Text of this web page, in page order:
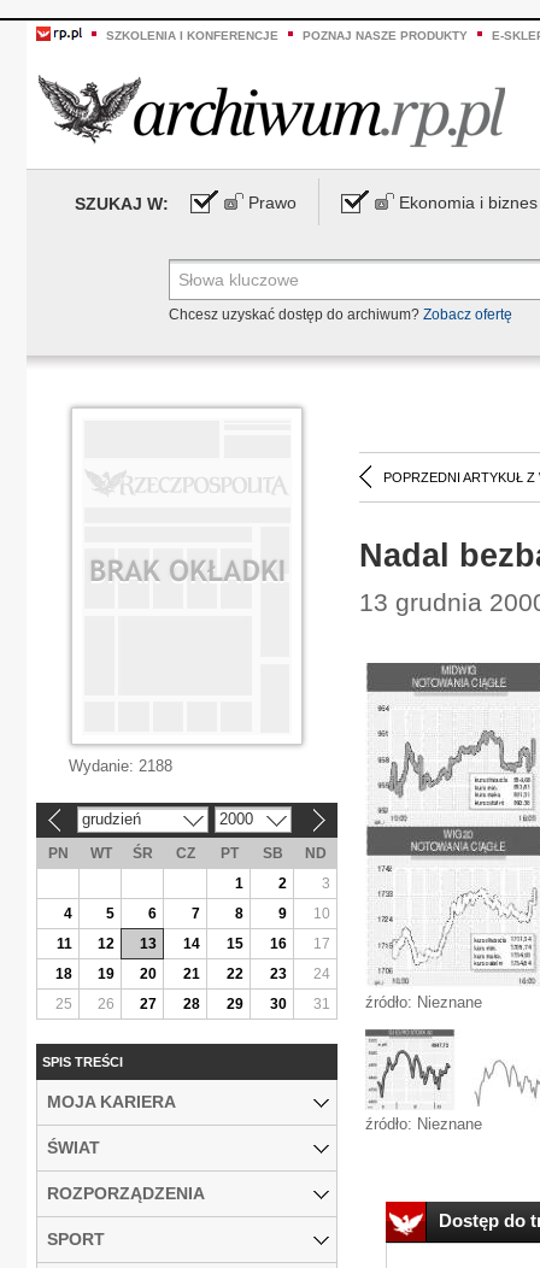
SZKOLENIA I KONFERENCJE POZNAJ NASZE PRODUKTY E-
SZUKAJ W: Prawo Ekonomia i biznes
Chcesz uzyskać dostęp do archiwum? Zobacz ofertę
POPRZEDNI ARTYKUŁ Z
Nadal
13 grudnia
źródło: Nieznane
źródło: Nieznane
Dostęp do
Wydanie: 2188
grudzień 2000
PN WT ŚR CZ PT SB
ND
1
2
3
4
5 6 7 8 9
10
11
12 13 14 15 16
17
18
19 20 21 22 23
24
25
26 27 28 29 30 31
SPIS TREŚCI
MOJA KARIERA
ŚWIAT
ROZPORZĄDZENIA
SPORT